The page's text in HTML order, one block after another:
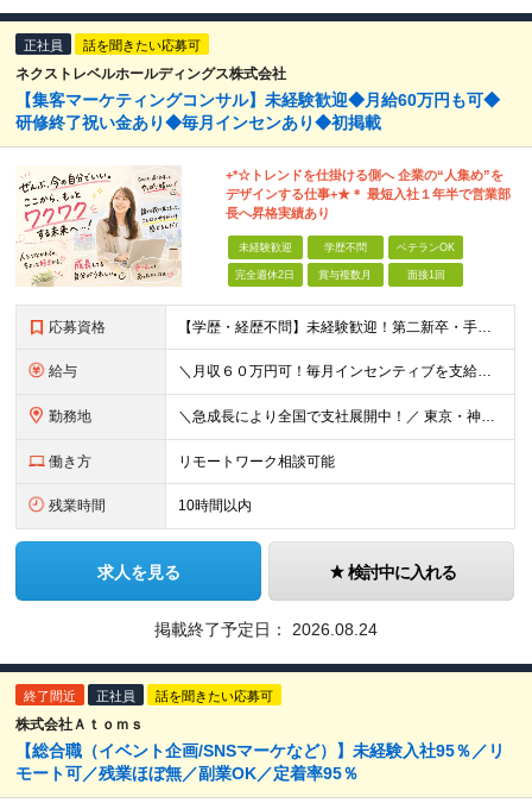
正社員 話を聞きたい応募可
ネクストレベルホールディングス株式会社
【集客マーケティングコンサル】未経験歓迎◆月給60万円も可◆
研修終了祝い金あり◆毎月インセンあり◆初掲載
+*☆トレンドを仕掛ける側へ 企業の“⼈集め”を
デザインする仕事+★＊ 最短⼊社１年半で営業部
⻑へ昇格実績あり
未経験歓迎 学歴不問 ベテランOK
完全週休2日 賞与複数月 面接1回
応募資格 【学歴・経歴不問】未経験歓迎！第⼆新卒・⼿に職をつけたい・新たな挑戦者⼤歓迎！⼈柄・意欲重視の採⽤♪ ＼これまでの経験・スキルは⼀切不問／ 新たな⼀歩を全⼒で応援します！ ★経歴・学歴不問 ★未経
給与 ＼⽉収６０万円可！毎⽉インセンティブを⽀給／ ⽉給３０万円〜+ダブルインセンティブ（個⼈+⽀店達成率に応じて） ※営業⼿当含む ▼下記固定残業代を含みます ・関東圏：5万8000円〜（⽉36h分）＋
勤務地 ＼急成⻑により全国で⽀社展開中！／ 東京・神奈川・埼⽟・千葉・⼤阪・名古屋・神⼾・新潟・⾦沢・京都・広島・福岡などで募集中！ ★東京、⼤阪、名古屋、福岡は急募のため、特に選考優遇します★ ◎勤務地は
働き方 リモートワーク相談可能
残業時間 10時間以内
求人を見る 検討中に入れる
掲載終了予定日： 2026.08.24
終了間近 正社員 話を聞きたい応募可
株式会社Ａｔｏｍｓ
【総合職（イベント企画/SNSマーケなど）】未経験入社95％／リ
モート可／残業ほぼ無／副業OK／定着率95％